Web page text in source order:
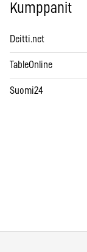
Kumppanit
Deitti.net
TableOnline
Suomi24